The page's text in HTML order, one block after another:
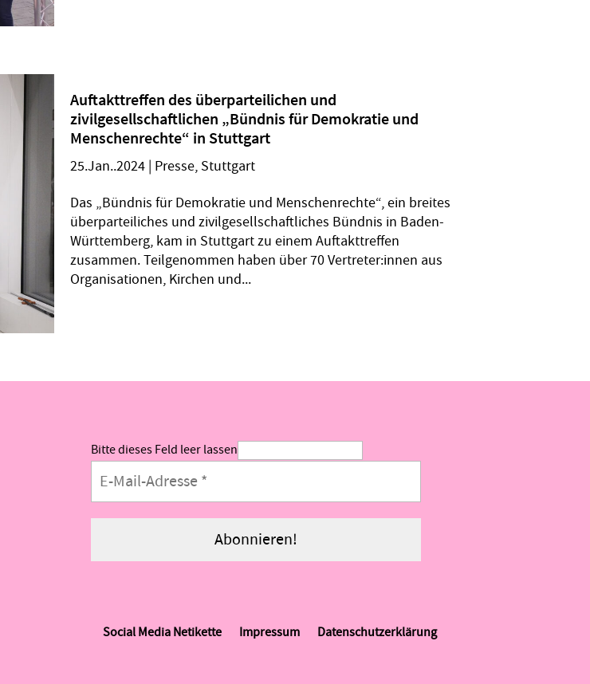
Auftakttreffen des überparteilichen und
zivilgesellschaftlichen „Bündnis für Demokratie und
Menschenrechte“ in Stuttgart
25.Jan..2024 | Presse, Stuttgart
Das „Bündnis für Demokratie und Menschenrechte“, ein breites
überparteiliches und zivilgesellschaftliches Bündnis in Baden-
Württemberg, kam in Stuttgart zu einem Auftakttreffen
zusammen. Teilgenommen haben über 70 Vertreter:innen aus
Organisationen, Kirchen und...
Bitte dieses Feld leer lassen
Social Media Netikette Impressum Datenschutzerklärung